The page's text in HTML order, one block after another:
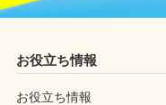
お役立ち情報
お役立ち情報